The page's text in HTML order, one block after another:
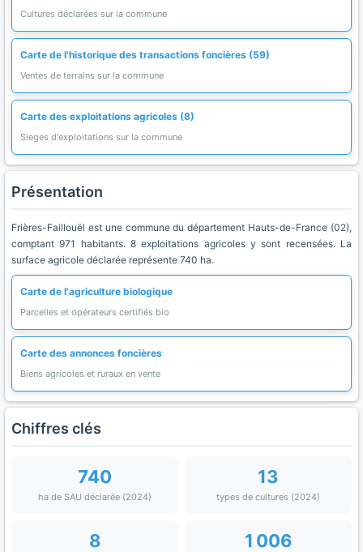
Cultures déclarées sur la commune
Carte de l'historique des transactions foncières (59)
Ventes de terrains sur la commune
Carte des exploitations agricoles (8)
Sieges d'exploitations sur la commune
Présentation
Frières-Faillouël est une commune du département Hauts-de-France (02),
comptant 971 habitants. 8 exploitations agricoles y sont recensées. La
surface agricole déclarée représente 740 ha.
Carte de l'agriculture biologique
Parcelles et opérateurs certifiés bio
Carte des annonces foncières
Biens agricoles et ruraux en vente
Chiffres clés
740
ha de SAU déclarée (2024)
13
types de cultures (2024)
8 1 006